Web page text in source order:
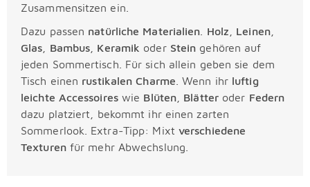
Zusammensitzen ein.
Dazu passen natürliche Materialien Holz Leinen,
Glas
Bambus Keramik oder Stein gehören auf
jeden Sommertisch. Für sich allein geben sie dem
Tisch einen rustikalen Charme . Wenn ihr luftig
leichte Accessoireswie Blüten Blätter oder Federn
dazu platziert, bekommt ihr einen zarten
Sommerlook. Extra-Tipp: Mixt verschiedene
Texturenfür mehr Abwechslung.